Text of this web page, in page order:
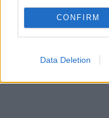
CONFIRM
Data Deletion